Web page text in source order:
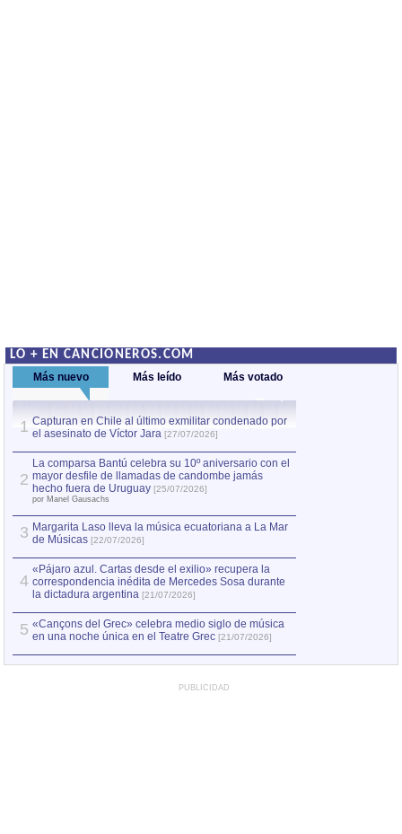
LO + EN CANCIONEROS.COM
Más nuevo Más leído Más votado
1 Capturan en Chile al último exmilitar condenado por
el asesinato de Víctor Jara [27/07/2026]
2
La comparsa Bantú celebra su 10º aniversario con el
mayor desfile de llamadas de candombe jamás
hecho fuera de Uruguay [25/07/2026]
por Manel Gausachs
3 Margarita Laso lleva la música ecuatoriana a La Mar
de Músicas [22/07/2026]
4
«Pájaro azul. Cartas desde el exilio» recupera la
correspondencia inédita de Mercedes Sosa durante
la dictadura argentina [21/07/2026]
5 «Cançons del Grec» celebra medio siglo de música
en una noche única en el Teatre Grec [21/07/2026]
PUBLICIDAD